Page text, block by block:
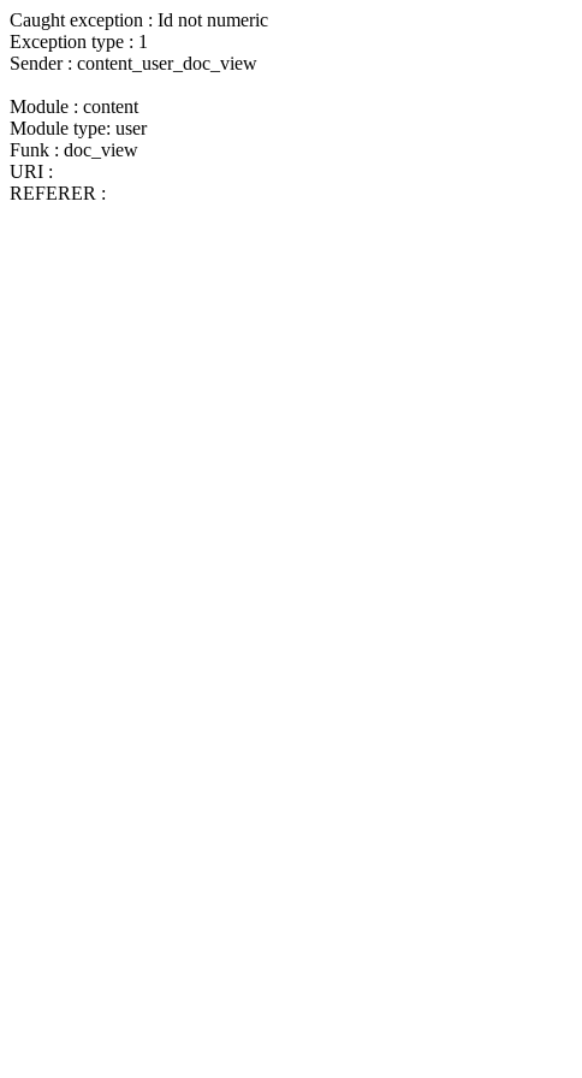
Caught exception : Id not numeric
Exception type : 1
Sender : content_user_doc_view
Module : content
Module type: user
Funk : doc_view
URI :
REFERER :